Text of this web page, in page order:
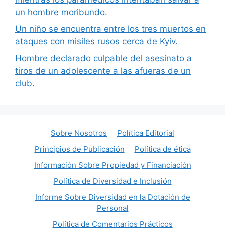
un hombre moribundo.
Un niño se encuentra entre los tres muertos en
ataques con misiles rusos cerca de Kyiv.
Hombre declarado culpable del asesinato a
tiros de un adolescente a las afueras de un
club.
Sobre Nosotros
Política Editorial
Principios de Publicación
Política de ética
Información Sobre Propiedad y Financiación
Política de Diversidad e Inclusión
Informe Sobre Diversidad en la Dotación de
Personal
Política de Comentarios Prácticos